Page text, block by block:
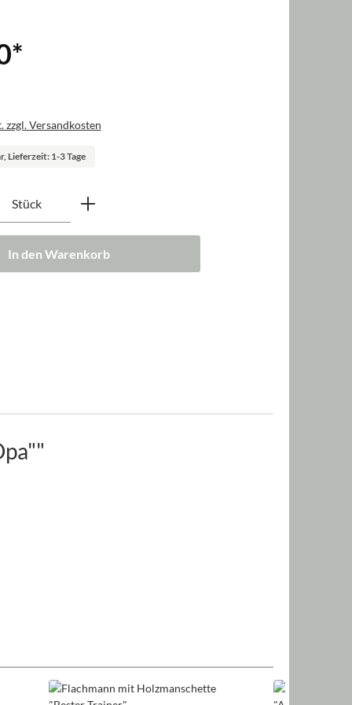
*
zzgl. Versandkosten
Lieferzeit: 1-3 Tage
Gib den gewünschten Wert ein
Stück
In den Warenkorb